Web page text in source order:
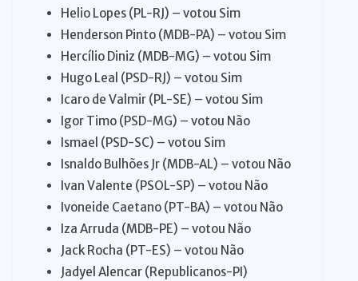
Helio Lopes (PL-RJ) – votou Sim
Henderson Pinto (MDB-PA) – votou Sim
Hercílio Diniz (MDB-MG) – votou Sim
Hugo Leal (PSD-RJ) – votou Sim
Icaro de Valmir (PL-SE) – votou Sim
Igor Timo (PSD-MG) – votou Não
Ismael (PSD-SC) – votou Sim
Isnaldo Bulhões Jr (MDB-AL) – votou Não
Ivan Valente (PSOL-SP) – votou Não
Ivoneide Caetano (PT-BA) – votou Não
Iza Arruda (MDB-PE) – votou Não
Jack Rocha (PT-ES) – votou Não
Jadyel Alencar (Republicanos-PI)